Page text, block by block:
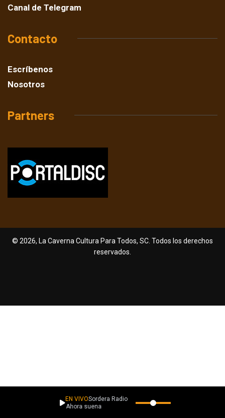
Canal de Telegram
Contacto
Escríbenos
Nosotros
Partners
© 2026, La Caverna Cultura Para Todos, SC. Todos los derechos
reservados.
EN VIVOSordera Radio
Ahora suena